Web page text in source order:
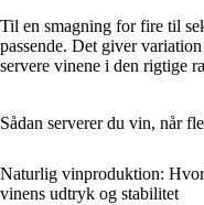
Til en smagning for fire til
passende. Det giver
servere vinene i den rigtige
Sådan serverer du vin, når
Naturlig vinproduktion:
vinens udtryk og stabilitet